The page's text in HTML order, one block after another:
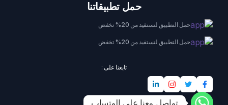
حمل تطبيقاتنا
حمل التطبيق لتستفيد من 20% تخفض
حمل التطبيق لتستفيد من 20% تخفض
تابعنا على :
تواصل معنا على الوتساب